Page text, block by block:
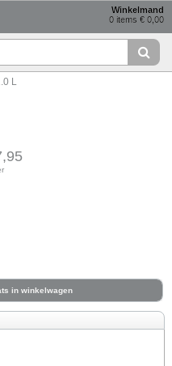
Winkelmand
0 items € 0,00
L
in winkelwagen